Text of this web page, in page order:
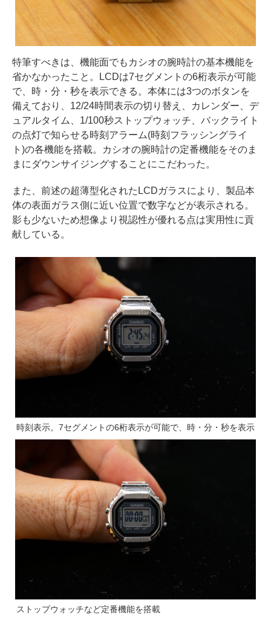
特筆すべきは、機能面でもカシオの腕時計の基本機能を
省かなかったこと。LCDは7セグメントの6桁表示が可能
で、時・分・秒を表示できる。本体には3つのボタンを
備えており、12/24時間表示の切り替え、カレンダー、デ
ュアルタイム、1/100秒ストップウォッチ、バックライト
の点灯で知らせる時刻アラーム(時刻フラッシングライ
ト)の各機能を搭載。カシオの腕時計の定番機能をそのま
まにダウンサイジングすることにこだわった。
また、前述の超薄型化されたLCDガラスにより、製品本
体の表面ガラス側に近い位置で数字などが表示される。
影も少ないため想像より視認性が優れる点は実用性に貢
献している。
時刻表示。7セグメントの6桁表示が可能で、時・分・秒を表示
ストップウォッチなど定番機能を搭載